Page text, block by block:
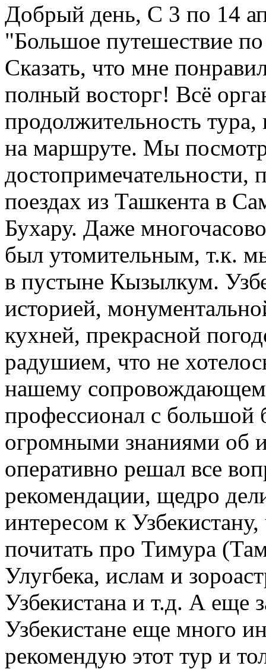
Добрый день, С 3 по 14
"Большое путешествие
Сказать, что мне
полный восторг! Всё
продолжительность
на маршруте. Мы
достопримечательности,
поездах из Ташкента в
Бухару. Даже
был утомительным, т.к.
в пустыне Кызылкум.
историей,
кухней, прекрасной
радушием, что не
нашему
профессионал с
огромными знаниями об
оперативно решал все
рекомендации, щедро
интересом к
почитать про Тимура
Улугбека, ислам и
Узбекистана и т.д. А еще
Узбекистане еще много
рекомендую этот тур и